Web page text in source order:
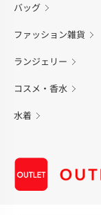
バッグ
ファッション雑貨
ランジェリー
コスメ・香水
水着